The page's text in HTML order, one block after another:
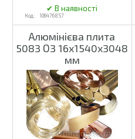
106476857
Алюмінієва плита
5083 О3 16х1540х3048
мм